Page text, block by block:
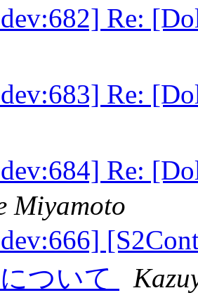
dev:682] Re:
dev:683] Re:
dev:684] Re:
Miyamoto
dev:666]
ついて